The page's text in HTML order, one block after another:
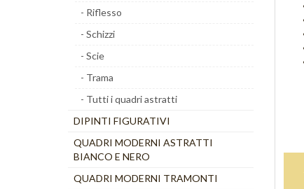
- Riflesso
- Schizzi
- Scie
- Trama
- Tutti i quadri astratti
DIPINTI FIGURATIVI
QUADRI MODERNI ASTRATTI
BIANCO E NERO
QUADRI MODERNI TRAMONTI